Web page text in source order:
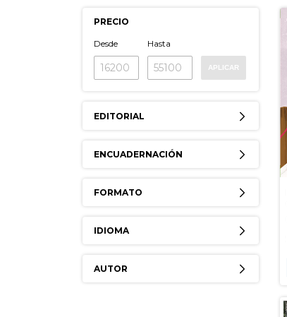
PRECIO
Desde Hasta
APLICAR
EDITORIAL
ENCUADERNACIÓN
FORMATO
IDIOMA
AUTOR